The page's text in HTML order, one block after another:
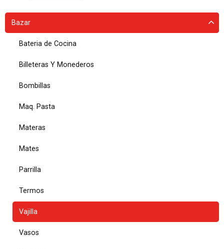
Bazar
Bateria de Cocina
Billeteras Y Monederos
Bombillas
Maq. Pasta
Materas
Mates
Parrilla
Termos
Vajilla
Vasos